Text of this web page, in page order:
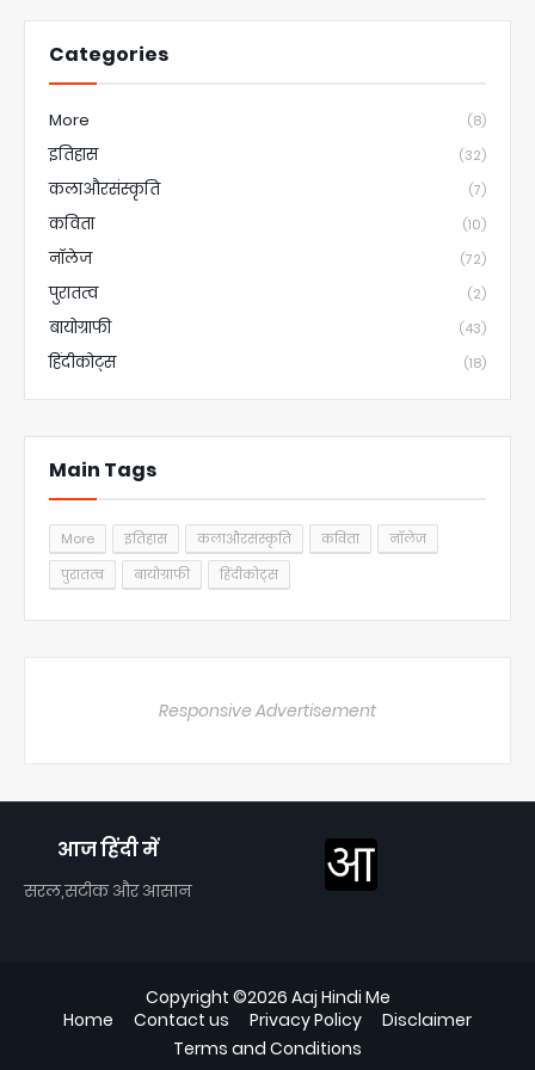
Categories
More (8)
इतिहास (32)
कलाऔरसंस्कृति (7)
कविता (10)
नॉलेज (72)
पुरातत्व (2)
बायोग्राफी (43)
हिंदीकोट्स (18)
Main Tags
More इतिहास कलाऔरसंस्कृति कविता
नॉलेज
पुरातत्व
बायोग्राफी हिंदीकोट्स
Responsive Advertisement
आज हिंदी में
सरल,सटीक और आसान
Copyright ©2026 Aaj Hindi Me
Home
Contact us Privacy Policy
Disclaimer
Terms and Conditions